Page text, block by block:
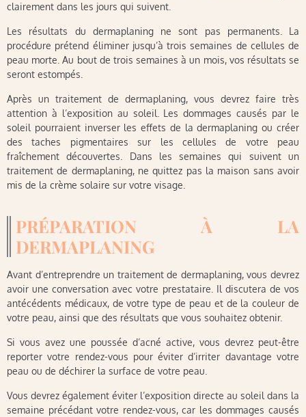
clairement dans les jours qui suivent.
Les résultats du dermaplaning ne sont pas permanents. La
procédure prétend éliminer jusqu’à trois semaines de cellules de
peau morte. Au bout de trois semaines à un mois, vos résultats se
seront estompés.
Après un traitement de dermaplaning, vous devrez faire très
attention à l’exposition au soleil. Les dommages causés par le
soleil pourraient inverser les effets de la dermaplaning ou créer
des taches pigmentaires sur les cellules de votre peau
fraîchement découvertes. Dans les semaines qui suivent un
traitement de dermaplaning, ne quittez pas la maison sans avoir
mis de la crème solaire sur votre visage.
PRÉPARATION À LA
DERMAPLANING
Avant d’entreprendre un traitement de dermaplaning, vous devrez
avoir une conversation avec votre prestataire. Il discutera de vos
antécédents médicaux, de votre type de peau et de la couleur de
votre peau, ainsi que des résultats que vous souhaitez obtenir.
Si vous avez une poussée d’acné active, vous devrez peut-être
reporter votre rendez-vous pour éviter d’irriter davantage votre
peau ou de déchirer la surface de votre peau.
Vous devrez également éviter l’exposition directe au soleil dans la
semaine précédant votre rendez-vous, car les dommages causés